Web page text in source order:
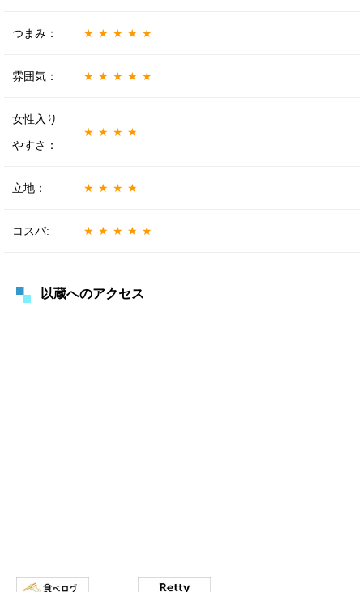
つまみ： ★★★★★
雰囲気： ★★★★★
女性入り
やすさ：
★★★★
立地： ★★★★
コスパ: ★★★★★
以蔵へのアクセス